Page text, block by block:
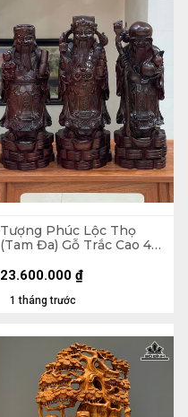
Tượng Phúc Lộc Thọ
(Tam Đa) Gỗ Trắc Cao 48
17kg
1 tháng trước
23.600.000 ₫